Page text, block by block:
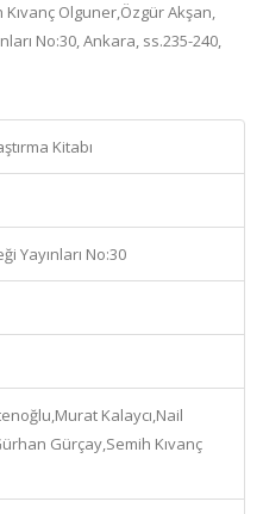
Olguner,Özgür Akşan,
No:30, Ankara, ss.235-240,
Kitabı
Yayınları No:30
Kalaycı,Nail
Gürçay,Semih Kıvanç